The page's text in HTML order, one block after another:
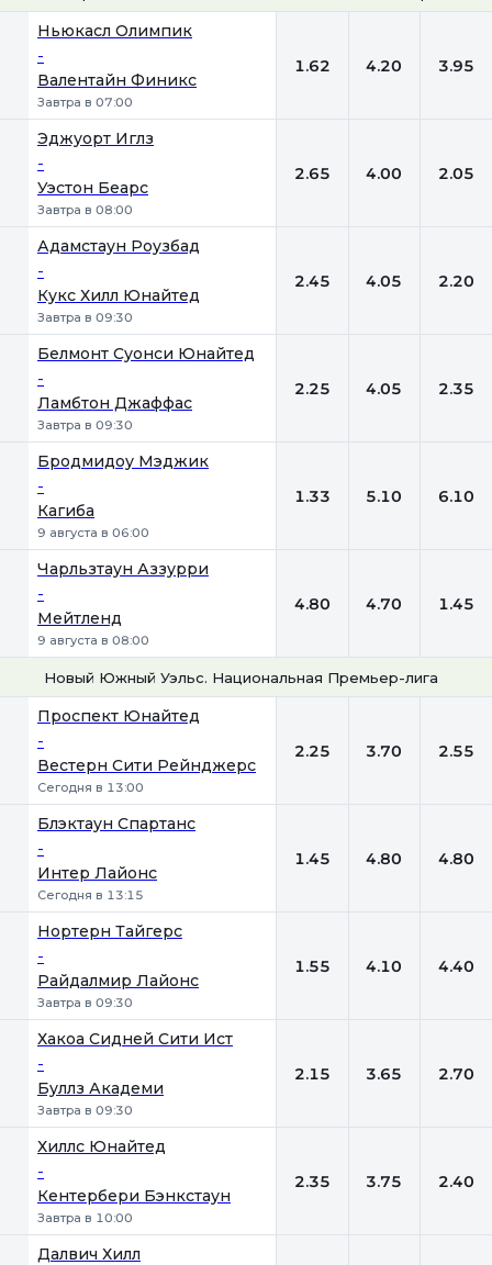
Ньюкасл Олимпик
-
Валентайн Финикс
Завтра в 07:00
1.62 4.20 3.95
Эджуорт Иглз
-
Уэстон Беарс
Завтра в 08:00
2.65 4.00 2.05
Адамстаун Роузбад
-
Кукс Хилл Юнайтед
Завтра в 09:30
2.45 4.05 2.20
Белмонт Суонси Юнайтед
-
Ламбтон Джаффас
Завтра в 09:30
2.25 4.05 2.35
Бродмидоу Мэджик
-
Кагиба
9 августа в 06:00
1.33 5.10 6.10
Чарльзтаун Аззурри
-
Мейтленд
9 августа в 08:00
4.80 4.70 1.45
Новый Южный Уэльс. Национальная Премьер-лига-2
Проспект Юнайтед
-
Вестерн Сити Рейнджерс
Сегодня в 13:00
2.25 3.70 2.55
Блэктаун Спартанс
-
Интер Лайонс
Сегодня в 13:15
1.45 4.80 4.80
Нортерн Тайгерс
-
Райдалмир Лайонс
Завтра в 09:30
1.55 4.10 4.40
Хакоа Сидней Сити Ист
-
Буллз Академи
Завтра в 09:30
2.15 3.65 2.70
Хиллс Юнайтед
-
Кентербери Бэнкстаун
Завтра в 10:00
2.35 3.75 2.40
Далвич Хилл